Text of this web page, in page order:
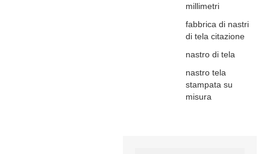
millimetri
fabbrica di nastri
di tela citazione
nastro di tela
nastro tela
stampata su
misura